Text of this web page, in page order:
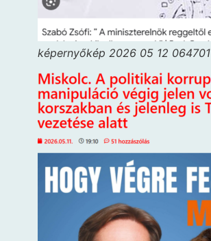
képernyőkép 2026 05 12 064701